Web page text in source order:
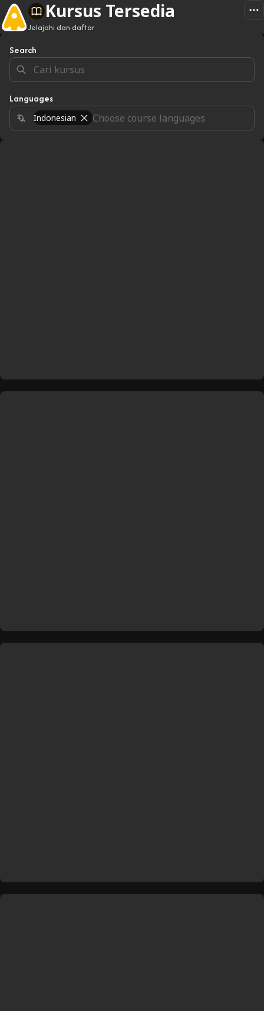
Kursus Tersedia
Jelajahi dan daftar
Search
Languages
Indonesian